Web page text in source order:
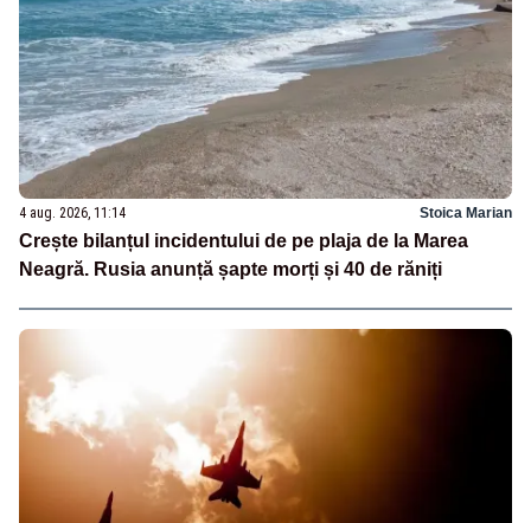
4 aug. 2026, 11:14 Stoica Marian
Crește bilanțul incidentului de pe plaja de la Marea
Neagră. Rusia anunță șapte morți și 40 de răniți